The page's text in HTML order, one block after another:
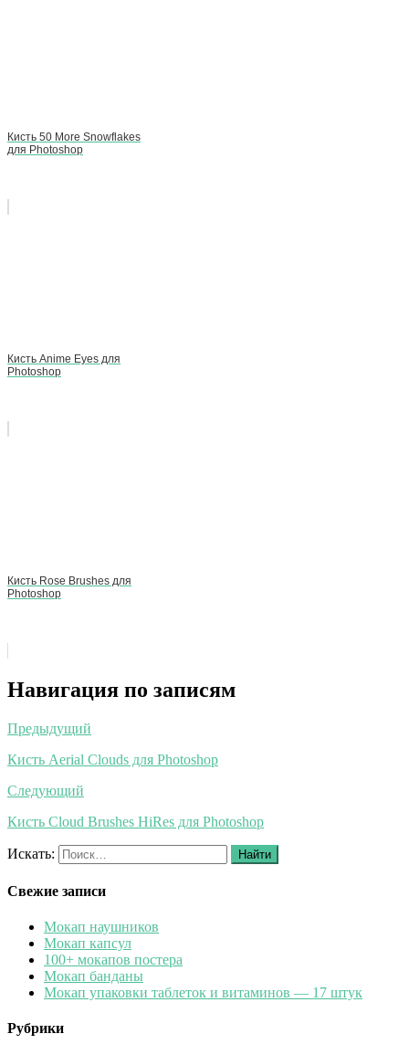
Кисть 50 More Snowflakes
для Photoshop
Кисть Anime Eyes для
Photoshop
Кисть Rose Brushes для
Photoshop
Навигация по записям
Предыдущий
Кисть Aerial Clouds для Photoshop
Следующий
Кисть Cloud Brushes HiRes для Photoshop
Искать: Найти
Свежие записи
Мокап наушников
Мокап капсул
100+ мокапов постера
Мокап банданы
Мокап упаковки таблеток и витаминов — 17 штук
Рубрики